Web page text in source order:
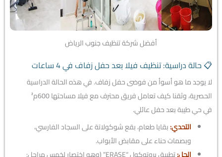
أفضل شركة تنظيف جنوب الرياض
📋 حالة دراسية: تنظيف فيلا بعد حفل زفاف في 4 ساعات
لا يوجد ما هو أسوأ من فوضى حفل زفاف. في هذه الحالة الدراسية
الحصرية، وثقنا كيف تعامل فريق محترف مع فيلا مساحتها 600م²
في حي طيبة بعد حفل عائلي.
التحدي:بقايا طعام، بقع شوكولاتة على السجاد الفارسي،
وبصمات حناء على مقابض الأبواب.